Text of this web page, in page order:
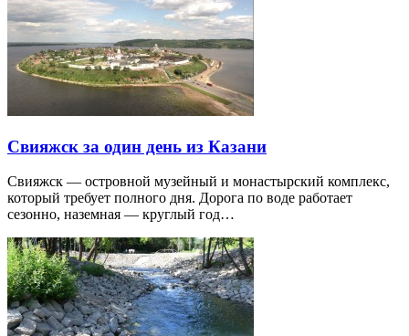
Свияжск за один день из Казани
Свияжск — островной музейный и монастырский комплекс,
который требует полного дня. Дорога по воде работает
сезонно, наземная — круглый год…